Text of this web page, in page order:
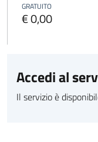
GRATUITO
€ 0,00
Accedi al
Il servizio è